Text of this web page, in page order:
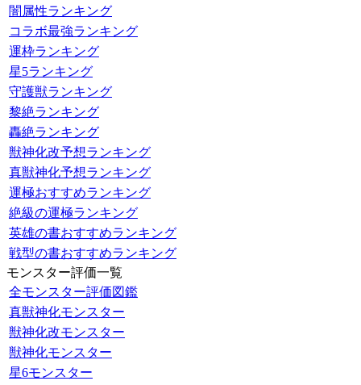
闇属性ランキング
コラボ最強ランキング
運枠ランキング
星5ランキング
守護獣ランキング
黎絶ランキング
轟絶ランキング
獣神化改予想ランキング
真獣神化予想ランキング
運極おすすめランキング
絶級の運極ランキング
英雄の書おすすめランキング
戦型の書おすすめランキング
モンスター評価一覧
全モンスター評価図鑑
真獣神化モンスター
獣神化改モンスター
獣神化モンスター
星6モンスター